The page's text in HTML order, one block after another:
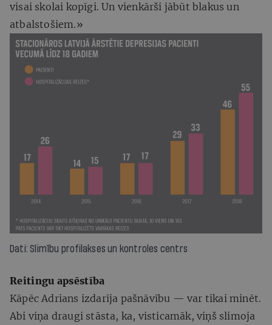
visai skolai kopīgi. Un vienkārši jābūt blakus un
atbalstošiem.»
Dati: Slimību profilakses un kontroles centrs
Reitingu apsēstība
Kāpēc Adrians izdarīja pašnāvību — var tikai minēt.
Abi viņa draugi stāsta, ka, visticamāk, viņš slimoja